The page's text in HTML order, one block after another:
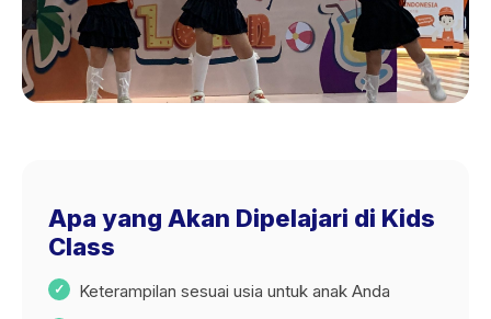
Apa yang Akan Dipelajari di Kids
Class
Keterampilan sesuai usia untuk anak Anda